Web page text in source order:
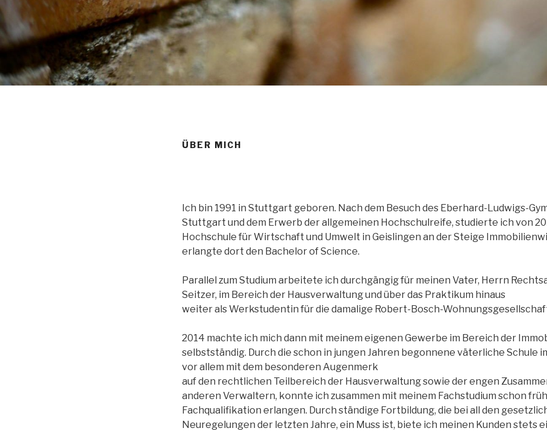
ÜBER MICH
Ich bin 1991 in Stuttgart geboren. Nach dem Besuch des Eberhard-Ludwigs-
Stuttgart und dem Erwerb der allgemeinen Hochschulreife, studierte ich von
Hochschule für Wirtschaft und Umwelt in Geislingen an der Steige
erlangte dort den Bachelor of Science.
Parallel zum Studium arbeitete ich durchgängig für meinen Vater, Herrn
Seitzer, im Bereich der Hausverwaltung und über das Praktikum hinaus
weiter als Werkstudentin für die damalige Robert-Bosch-
2014 machte ich mich dann mit meinem eigenen Gewerbe im Bereich der
selbstständig. Durch die schon in jungen Jahren begonnene väterliche Schule
vor allem mit dem besonderen Augenmerk
auf den rechtlichen Teilbereich der Hausverwaltung sowie der engen
anderen Verwaltern, konnte ich zusammen mit meinem Fachstudium schon
Fachqualifikation erlangen. Durch ständige Fortbildung, die bei all den
Neuregelungen der letzten Jahre, ein Muss ist, biete ich meinen Kunden stets